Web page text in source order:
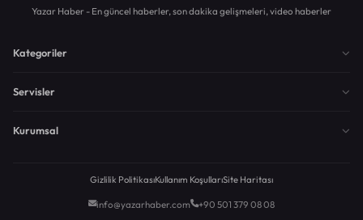
Yazar Haber - En güncel haberler, son dakika gelişmeleri, video haberler
Kategoriler
Servisler
Kurumsal
Gizlilik PolitikasıKullanım KoşullarıSite Haritası
info@yazarhaber.com +90 501 379 08 08